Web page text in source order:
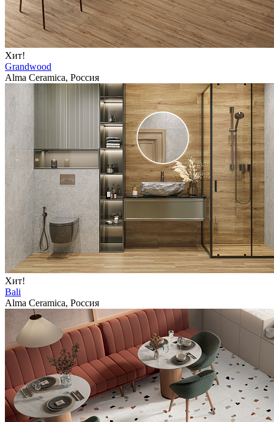
Хит!
Grandwood
Alma Ceramica, Россия
Хит!
Bali
Alma Ceramica, Россия